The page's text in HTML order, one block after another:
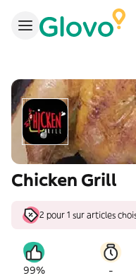
Chicken Grill
2 pour 1 sur articles
99% -